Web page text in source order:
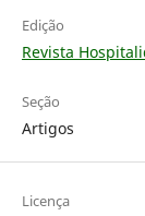
Edição
Revista
Seção
Artigos
Licença